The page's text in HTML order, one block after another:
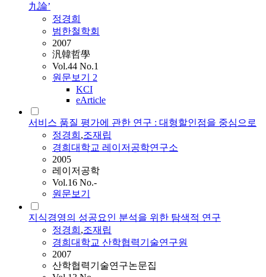
九論’
정경희
범한철학회
2007
汎韓哲學
Vol.44 No.1
원문보기 2
KCI
eArticle
서비스 품질 평가에 관한 연구 : 대형할인점을 중심으로
정경희 ,조재립
경희대학교 레이저공학연구소
2005
레이저공학
Vol.16 No.-
원문보기
지식경영의 성공요인 분석을 위한 탐색적 연구
정경희 ,조재립
경희대학교 산학협력기술연구원
2007
산학협력기술연구논문집